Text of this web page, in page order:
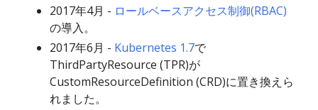
2017年4月 - ロールベースアクセス制御(RBAC)
の導入。
2017年6月 - Kubernetes 1.7で
ThirdPartyResource (TPR)が
CustomResourceDefinition (CRD)に置き換えら
れました。